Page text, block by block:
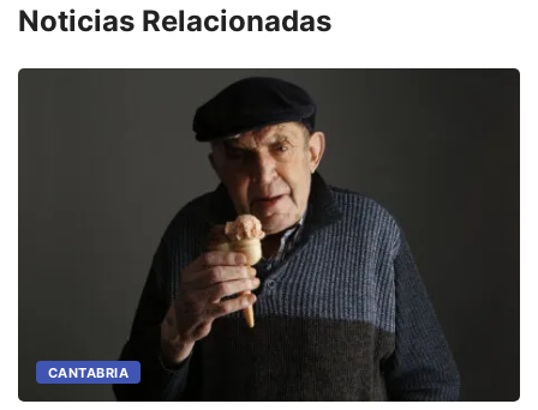
Noticias Relacionadas
CANTABRIA